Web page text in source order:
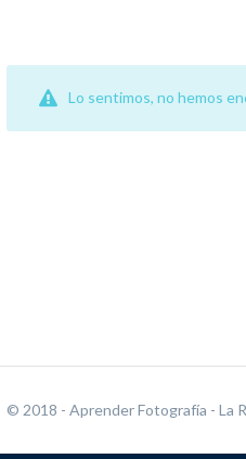
Lo sentimos, no hemos
© 2018 - Aprender Fotografía - La